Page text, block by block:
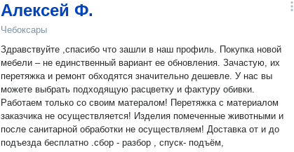
Алексей Ф.
Чебоксары
Здравствуйте ,спасибо что зашли в наш профиль. Покупка новой
мебели – не единственный вариант ее обновления. Зачастую, их
перетяжка и ремонт обходятся значительно дешевле. У нас вы
можете выбрать подходящую расцветку и фактуру обивки.
Работаем только со своим матералом! Перетяжка с материалом
заказчика не осуществляется! Изделия помеченные животными и
после санитарной обработки не осуществляем! Доставка от и до
подъезда бесплатно .сбор - разбор , спуск- подъём,